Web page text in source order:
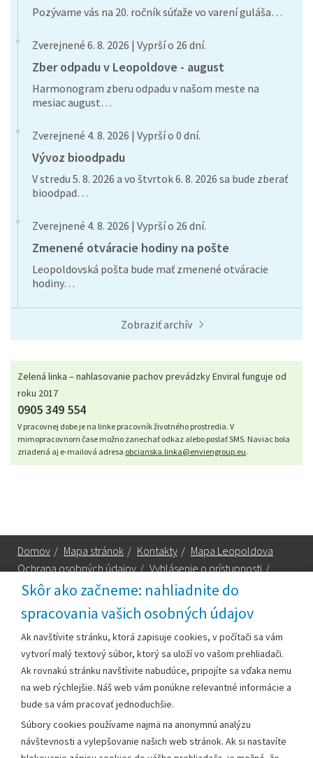
Skôr ako začneme: nahliadnite do
spracovania vašich osobných údajov
Ak navštívite stránku, ktorá zapisuje cookies, v počítači sa vám
vytvorí malý textový súbor, ktorý sa uloží vo vašom prehliadači.
Ak rovnakú stránku navštívite nabudúce, pripojíte sa vďaka nemu
na web rýchlejšie. Náš web vám ponúkne relevantné informácie a
bude sa vám pracovať jednoduchšie.
Súbory cookies používame najmä na anonymnú analýzu
návštevnosti a vylepšovanie našich web stránok. Ak si nastavíte
Pozývame vás na 20. ročník súťaže vo varení guláša…
Zverejnené 6. 8. 2026 | Vyprší o 26 dní.
Zber odpadu v Leopoldove - august
Harmonogram zberu odpadu v našom meste na
mesiac august…
Zverejnené 4. 8. 2026 | Vyprší o 0 dní.
Vývoz bioodpadu
V stredu 5. 8. 2026 a vo štvrtok 6. 8. 2026 sa bude zberať
bioodpad…
Zverejnené 4. 8. 2026 | Vyprší o 26 dní.
Zmenené otváracie hodiny na pošte
Leopoldovská pošta bude mať zmenené otváracie
hodiny…
Zobraziť archív
Zelená linka – nahlasovanie pachov prevádzky Enviral funguje od
roku 2017
0905 349 554
V pracovnej dobe je na linke pracovník životného prostredia. V
mimopracovnom čase možno zanechať odkaz alebo poslať SMS. Naviac bola
zriadená aj e-mailová adresa obcianska.linka@enviengroup.eu.
Domov / Mapa stránok / Kontakty / Mapa Leopoldova
Ochrana osobných údajov / Vyhlásenie o prístupnosti /
Technická podpora
Mestský úrad Leopoldov
Hlohovská cesta 1818/2A
920 41 Leopoldov
Kontakt: